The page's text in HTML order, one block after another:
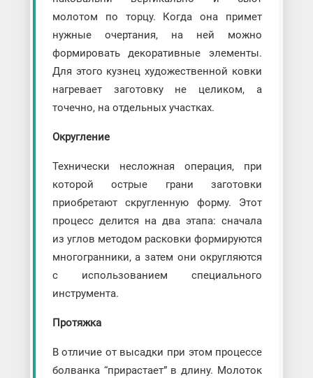
молотом по торцу. Когда она примет
нужные очертания, на ней можно
формировать декоративные элементы.
Для этого кузнец художественной ковки
нагревает заготовку не целиком, а
точечно, на отдельных участках.
Округление
Технически несложная операция, при
которой острые грани заготовки
приобретают скругленную форму. Этот
процесс делится на два этапа: сначала
из углов методом расковки формируются
многогранники, а затем они округляются
с использованием специального
инструмента.
Протяжка
В отличие от высадки при этом процессе
болванка “прирастает” в длину. Молоток